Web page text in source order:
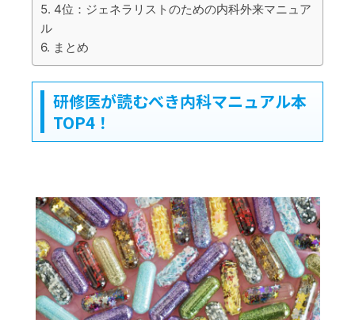
4位：ジェネラリストのための内科外来マニュア
ル
まとめ
研修医が読むべき内科マニュアル本
TOP4！